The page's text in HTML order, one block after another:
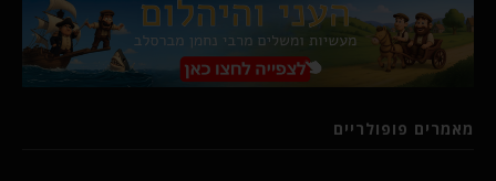
מאמרים פופולריים